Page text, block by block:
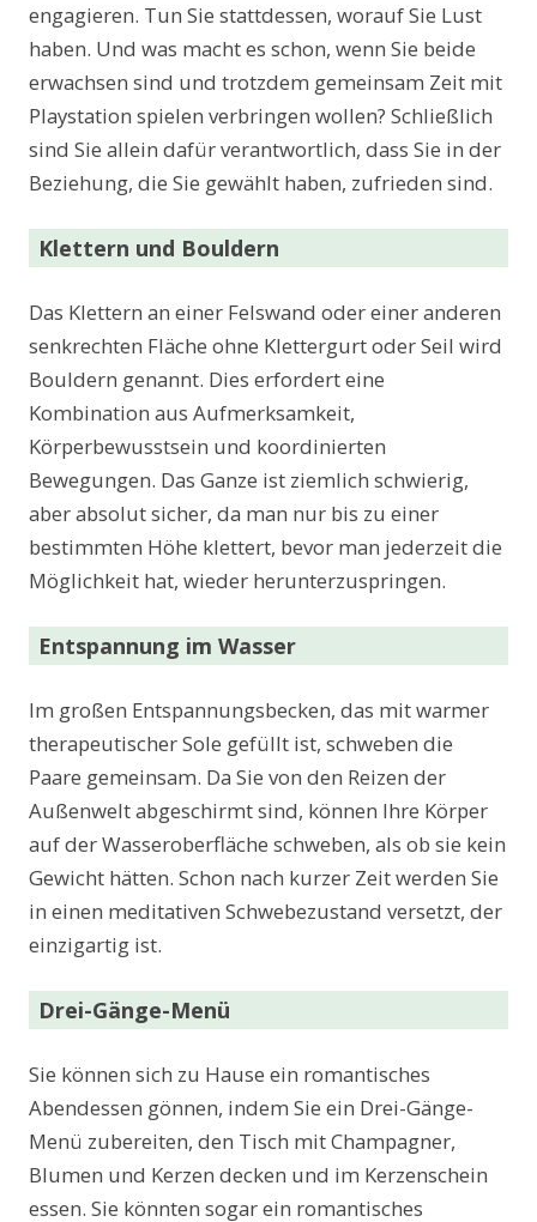
engagieren. Tun Sie stattdessen, worauf Sie Lust
haben. Und was macht es schon, wenn Sie beide
erwachsen sind und trotzdem gemeinsam Zeit mit
Playstation spielen verbringen wollen? Schließlich
sind Sie allein dafür verantwortlich, dass Sie in der
Beziehung, die Sie gewählt haben, zufrieden sind.
Klettern und Bouldern
Das Klettern an einer Felswand oder einer anderen
senkrechten Fläche ohne Klettergurt oder Seil wird
Bouldern genannt. Dies erfordert eine
Kombination aus Aufmerksamkeit,
Körperbewusstsein und koordinierten
Bewegungen. Das Ganze ist ziemlich schwierig,
aber absolut sicher, da man nur bis zu einer
bestimmten Höhe klettert, bevor man jederzeit die
Möglichkeit hat, wieder herunterzuspringen.
Entspannung im Wasser
Im großen Entspannungsbecken, das mit warmer
therapeutischer Sole gefüllt ist, schweben die
Paare gemeinsam. Da Sie von den Reizen der
Außenwelt abgeschirmt sind, können Ihre Körper
auf der Wasseroberfläche schweben, als ob sie kein
Gewicht hätten. Schon nach kurzer Zeit werden Sie
in einen meditativen Schwebezustand versetzt, der
einzigartig ist.
Drei-Gänge-Menü
Sie können sich zu Hause ein romantisches
Abendessen gönnen, indem Sie ein Drei-Gänge-
Menü zubereiten, den Tisch mit Champagner,
Blumen und Kerzen decken und im Kerzenschein
essen. Sie könnten sogar ein romantisches